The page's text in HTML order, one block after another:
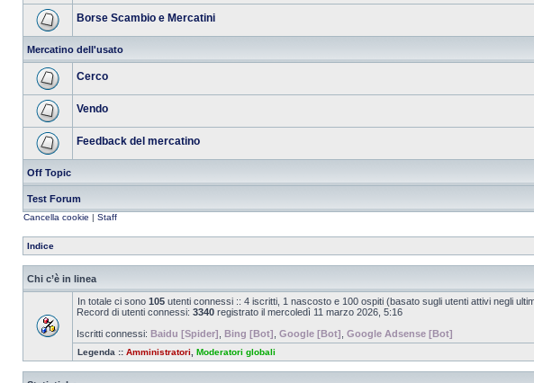
Borse Scambio e Mercatini
Mercatino dell'usato
Cerco
Vendo
Feedback del mercatino
Off Topic
Test Forum
Cancella cookie | Staff
Indice
Chi c’è in linea
In totale ci sono 105 utenti connessi :: 4 iscritti, 1 nascosto e 100 ospiti (basato sugli utenti attivi negli
Record di utenti connessi: 3340 registrato il mercoledì 11 marzo 2026, 5:16
Iscritti connessi: Baidu [Spider] Bing [Bot] Google [Bot] Google Adsense [Bot]
Legenda :: Amministratori Moderatori globali